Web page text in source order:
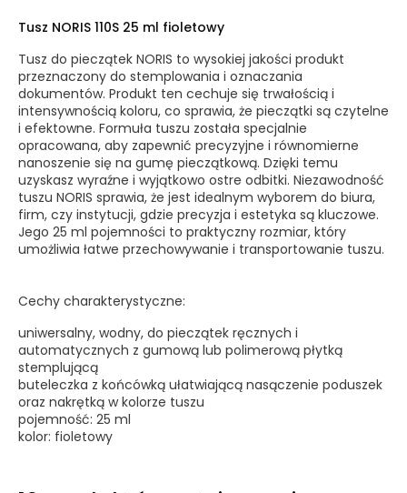
Tusz NORIS 110S 25 ml fioletowy
Tusz do pieczątek NORIS to wysokiej jakości produkt
przeznaczony do stemplowania i oznaczania
dokumentów. Produkt ten cechuje się trwałością i
intensywnością koloru, co sprawia, że pieczątki są czytelne
i efektowne. Formuła tuszu została specjalnie
opracowana, aby zapewnić precyzyjne i równomierne
nanoszenie się na gumę pieczątkową. Dzięki temu
uzyskasz wyraźne i wyjątkowo ostre odbitki. Niezawodność
tuszu NORIS sprawia, że jest idealnym wyborem do biura,
firm, czy instytucji, gdzie precyzja i estetyka są kluczowe.
Jego 25 ml pojemności to praktyczny rozmiar, który
umożliwia łatwe przechowywanie i transportowanie tuszu.
Cechy charakterystyczne:
uniwersalny, wodny, do pieczątek ręcznych i
automatycznych z gumową lub polimerową płytką
stemplującą
buteleczka z końcówką ułatwiającą nasączenie poduszek
oraz nakrętką w kolorze tuszu
pojemność: 25 ml
kolor: fioletowy